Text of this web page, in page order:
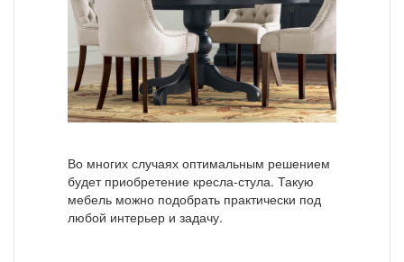
Во многих случаях оптимальным решением
будет приобретение кресла-стула. Такую
мебель можно подобрать практически под
любой интерьер и задачу.